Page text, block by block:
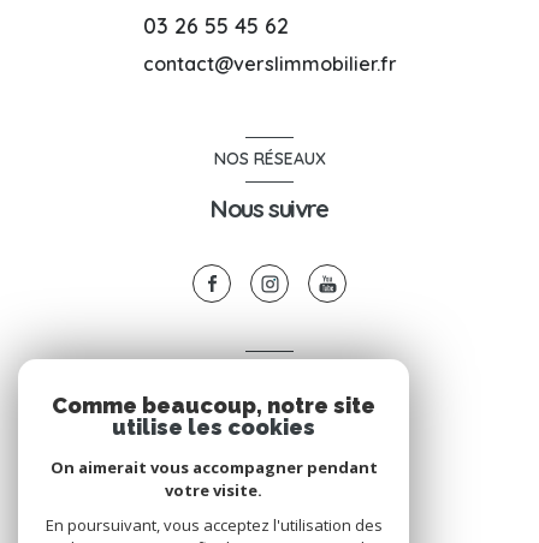
03 26 55 45 62
contact@verslimmobilier.fr
NOS RÉSEAUX
Nous suivre
Espace propriétaire
Comme beaucoup, notre site
utilise les cookies
On aimerait vous accompagner pendant
votre visite.
En poursuivant, vous acceptez l'utilisation des